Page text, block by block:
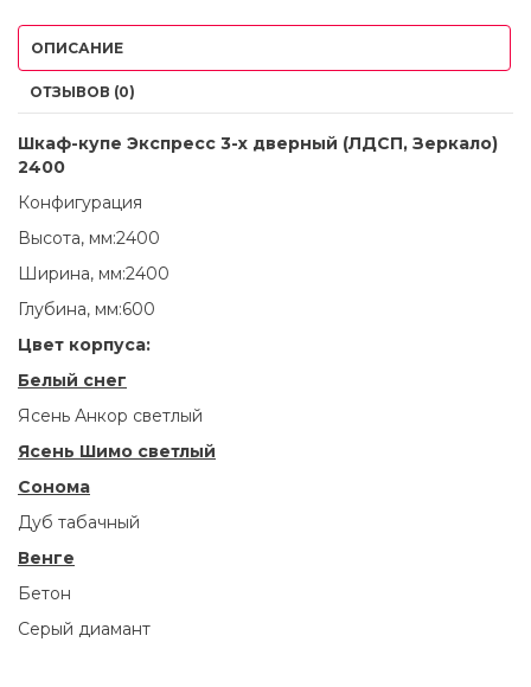
ОПИСАНИЕ
ОТЗЫВОВ (0)
Шкаф-купе Экспресс 3-х дверный (ЛДСП, Зеркало)
2400
Конфигурация
Высота, мм:2400
Ширина, мм:2400
Глубина, мм:600
Цвет корпуса:
Белый снег
Ясень Анкор светлый
Ясень Шимо светлый
Сонома
Дуб табачный
Венге
Бетон
Серый диамант